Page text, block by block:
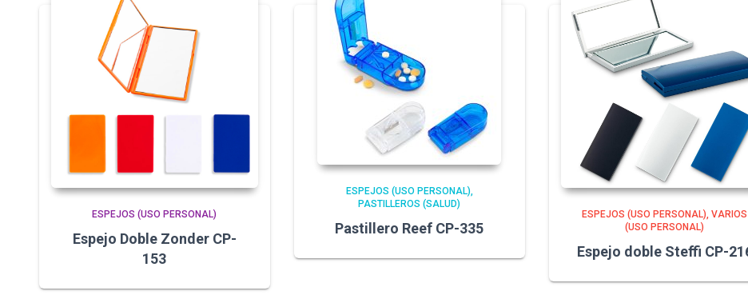
ESPEJOS (USO PERSONAL)
Espejo Doble Zonder CP-
153
ESPEJOS (USO PERSONAL)
PASTILLEROS (SALUD)
Pastillero Reef CP-335
ESPEJOS (USO PERSONAL) VARIOS
(USO PERSONAL)
Espejo doble Steffi CP-